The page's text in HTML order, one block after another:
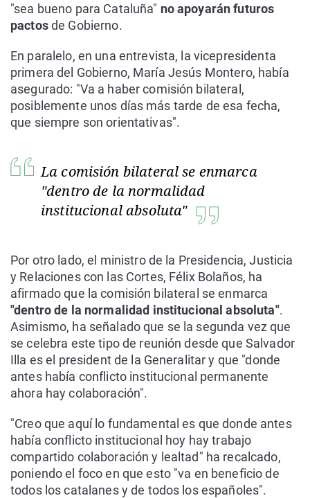
"sea bueno para Cataluña" no apoyarán futuros
pactosde Gobierno.
En paralelo, en una entrevista, la vicepresidenta
primera del Gobierno, María Jesús Montero, había
asegurado: "Va a haber comisión bilateral,
posiblemente unos días más tarde de esa fecha,
que siempre son orientativas".
La comisión bilateral se enmarca
"dentro de la normalidad
institucional absoluta"
Por otro lado, el ministro de la Presidencia, Justicia
y Relaciones con las Cortes, Félix Bolaños, ha
afirmado que la comisión bilateral se enmarca
"dentro de la normalidad institucional absoluta".
Asimismo, ha señalado que se la segunda vez que
se celebra este tipo de reunión desde que Salvador
Illa es el president de la Generalitar y que "donde
antes había conflicto institucional permanente
ahora hay colaboración".
"Creo que aquí lo fundamental es que donde antes
había conflicto institucional hoy hay trabajo
compartido colaboración y lealtad" ha recalcado,
poniendo el foco en que esto "va en beneficio de
todos los catalanes y de todos los españoles".